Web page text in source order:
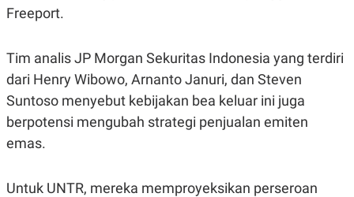
Freeport.
Tim analis JP Morgan Sekuritas Indonesia yang terdiri
dari Henry Wibowo, Arnanto Januri, dan Steven
Suntoso menyebut kebijakan bea keluar ini juga
berpotensi mengubah strategi penjualan emiten
emas.
Untuk UNTR, mereka memproyeksikan perseroan